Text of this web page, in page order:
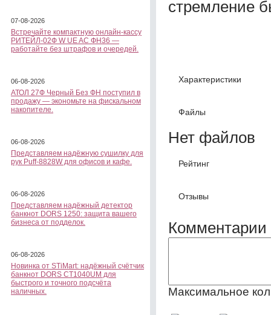
07-08-2026
Встречайте компактную онлайн-кассу
РИТЕЙЛ-02Ф W UE AC ФН36 —
работайте без штрафов и очередей.
06-08-2026
АТОЛ 27Ф Черный Без ФН поступил в
продажу — экономьте на фискальном
накопителе.
06-08-2026
Представляем надёжную сушилку для
рук Puff-8828W для офисов и кафе.
06-08-2026
Представляем надёжный детектор
банкнот DORS 1250: защита вашего
бизнеса от подделок.
06-08-2026
Новинка от STiMart: надёжный счётчик
банкнот DORS CT1040UM для
быстрого и точного подсчёта
наличных.
стремление
Характеристики
Файлы
Нет файлов
Рейтинг
Отзывы
Комментарии
Максимальное